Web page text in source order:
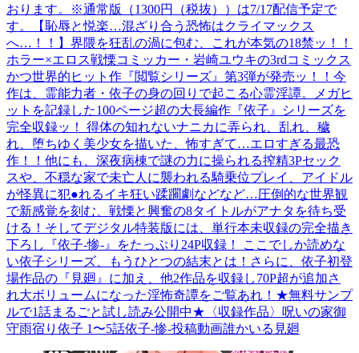
おります。※通常版（1300円（税抜））は7/17配信予定で
す。【恥辱と悦楽…混ざり合う恐怖はクライマックス
へ…！！】界隈を狂乱の渦に包む、これが本気の18禁ッ！！
ホラー×エロス戦慄コミッカー・岩崎ユウキの3rdコミックス
かつ世界的ヒット作『閲覧シリーズ』第3弾が発売ッ！！今
作は、霊能力者・依子の身の回りで起こる心霊淫譚。メガヒ
ットを記録した100ページ超の大長編作『依子』シリーズを
完全収録ッ！ 得体の知れないナニカに弄られ、乱れ、穢
れ、堕ちゆく美少女を描いた、怖すぎて…エロすぎる最恐
作！！他にも、深夜病棟で謎の力に操られる搾精3Pセック
スや、不穏な家で未亡人に襲われる騎乗位プレイ、アイドル
が怪異に犯●れるイキ狂い蹂躙劇などなど…圧倒的な世界観
で新感覚を刻む、戦慄と興奮の8タイトルがアナタを待ち受
ける！そしてデジタル特装版には、単行本未収録の完全描き
下ろし『依子-惨-』をたっぷり24P収録！ ここでしか読めな
い依子シリーズ、もうひとつの結末とは！さらに、依子初登
場作品の『見廻』に加え、他2作品を収録し70P超が追加さ
れ大ボリュームになった淫怖奇譚をご覧あれ！★無料サンプ
ルで1話まるごと試し読み公開中★〈収録作品〉呪いの家御
守雨宿り依子 1〜5話依子-惨-投稿動画誰かいる見廻